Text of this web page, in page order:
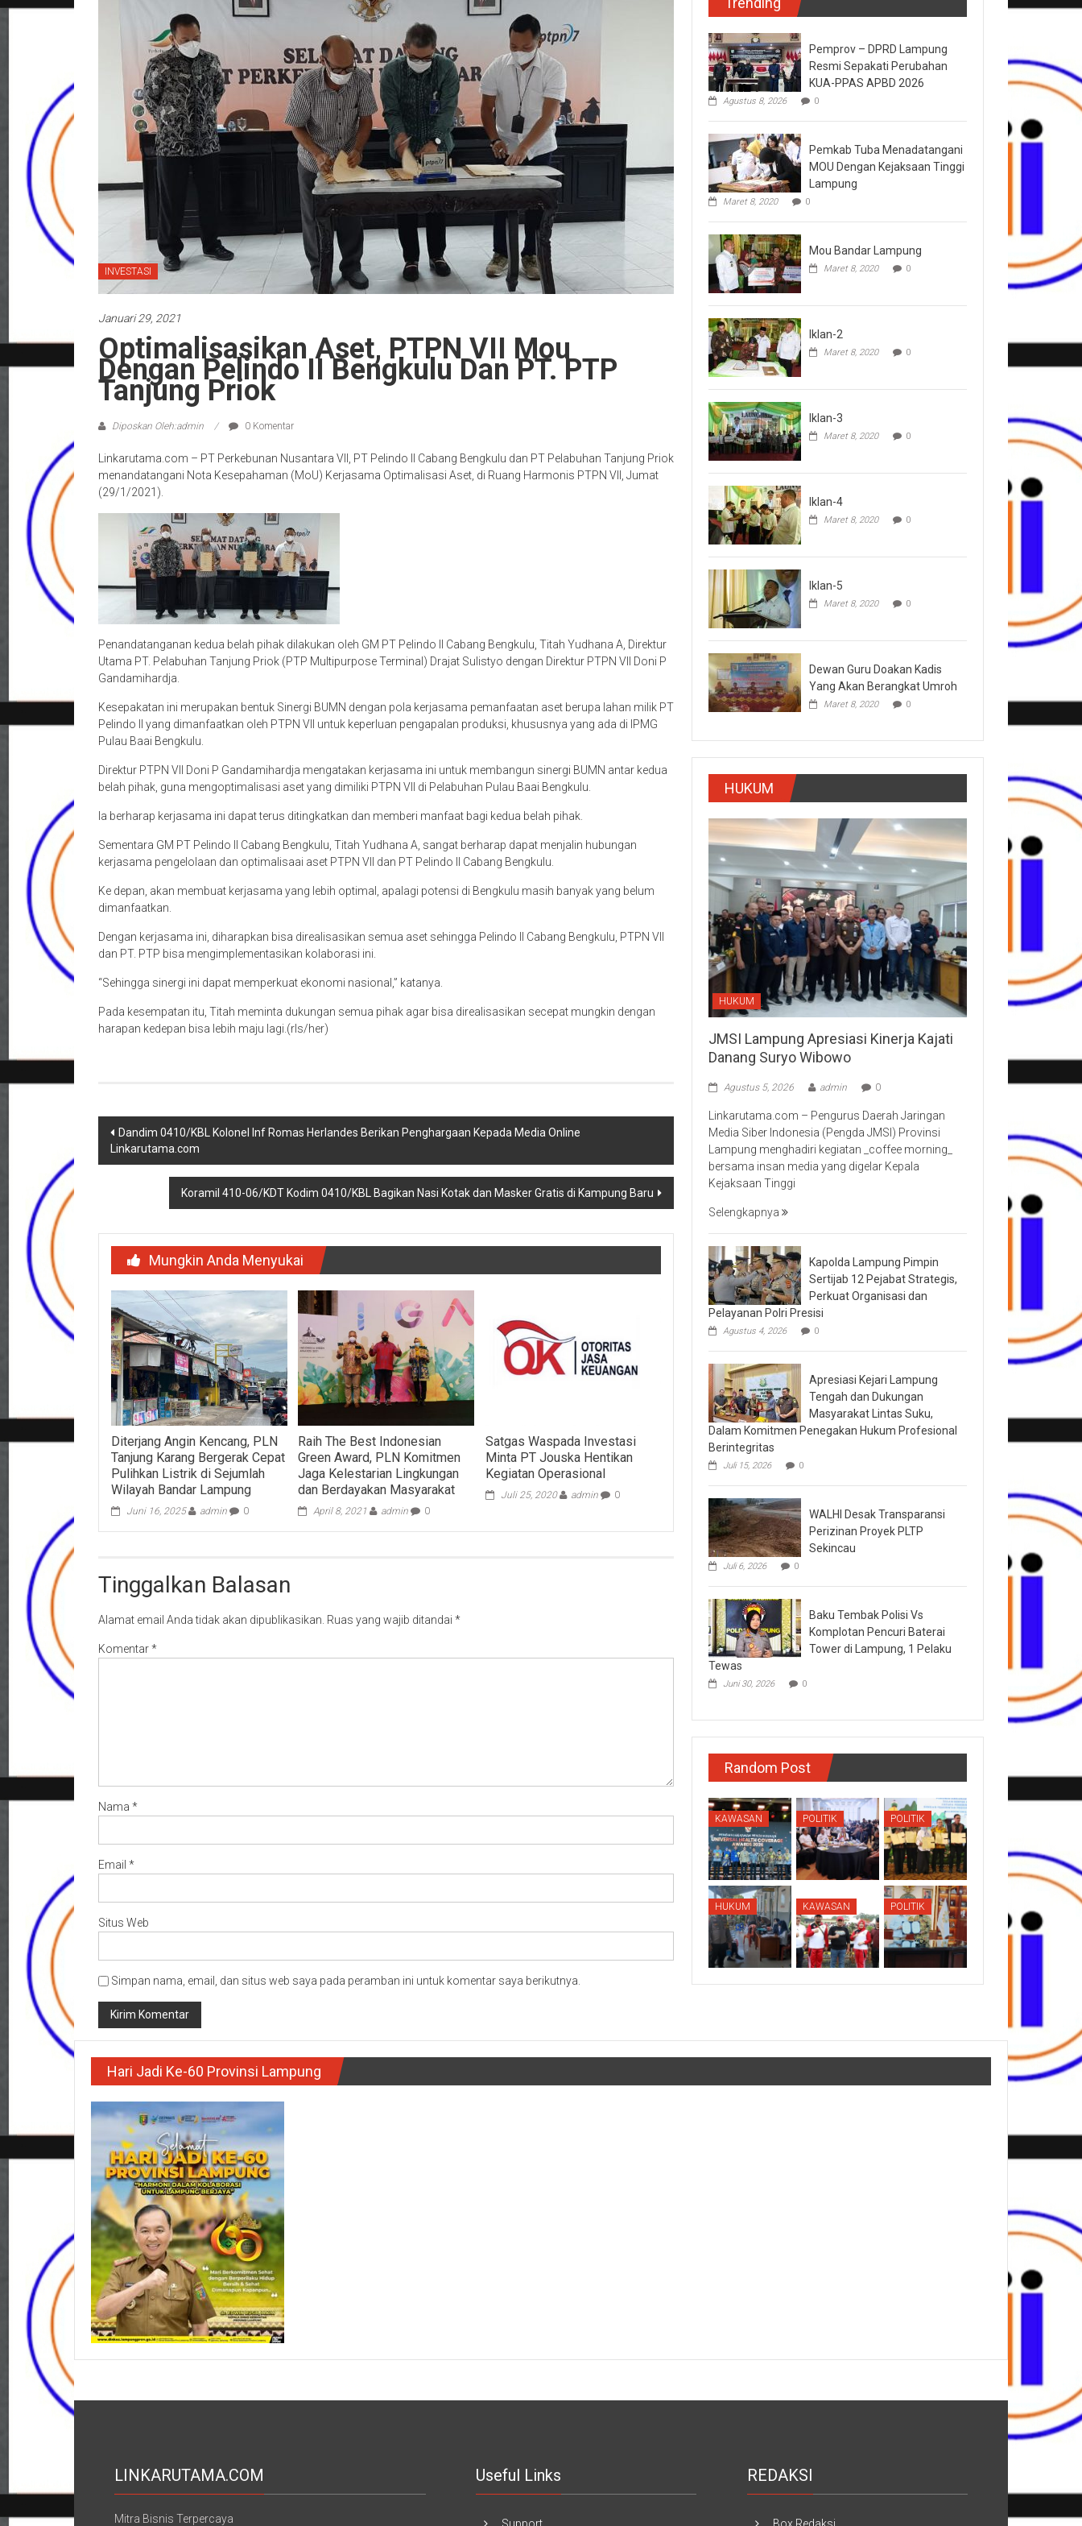
INVESTASI
Januari 29, 2021
Optimalisasikan Aset, PTPN VII Mou
Dengan Pelindo II Bengkulu Dan PT. PTP
Tanjung Priok
Diposkan Oleh:admin 0 Komentar
Linkarutama.com – PT Perkebunan Nusantara VII, PT Pelindo II Cabang Bengkulu dan PT Pelabuhan Tanjung Priok
menandatangani Nota Kesepahaman (MoU) Kerjasama Optimalisasi Aset, di Ruang Harmonis PTPN VII, Jumat
(29/1/2021).
Penandatanganan kedua belah pihak dilakukan oleh GM PT Pelindo II Cabang Bengkulu, Titah Yudhana A, Direktur
Utama PT. Pelabuhan Tanjung Priok (PTP Multipurpose Terminal) Drajat Sulistyo dengan Direktur PTPN VII Doni P
Gandamihardja.
Kesepakatan ini merupakan bentuk Sinergi BUMN dengan pola kerjasama pemanfaatan aset berupa lahan milik PT
Pelindo II yang dimanfaatkan oleh PTPN VII untuk keperluan pengapalan produksi, khususnya yang ada di IPMG
Pulau Baai Bengkulu.
Direktur PTPN VII Doni P Gandamihardja mengatakan kerjasama ini untuk membangun sinergi BUMN antar kedua
belah pihak, guna mengoptimalisasi aset yang dimiliki PTPN VII di Pelabuhan Pulau Baai Bengkulu.
Ia berharap kerjasama ini dapat terus ditingkatkan dan memberi manfaat bagi kedua belah pihak.
Sementara GM PT Pelindo II Cabang Bengkulu, Titah Yudhana A, sangat berharap dapat menjalin hubungan
kerjasama pengelolaan dan optimalisaai aset PTPN VII dan PT Pelindo II Cabang Bengkulu.
Ke depan, akan membuat kerjasama yang lebih optimal, apalagi potensi di Bengkulu masih banyak yang belum
dimanfaatkan.
Dengan kerjasama ini, diharapkan bisa direalisasikan semua aset sehingga Pelindo II Cabang Bengkulu, PTPN VII
dan PT. PTP bisa mengimplementasikan kolaborasi ini.
“Sehingga sinergi ini dapat memperkuat ekonomi nasional,” katanya.
Pada kesempatan itu, Titah meminta dukungan semua pihak agar bisa direalisasikan secepat mungkin dengan
harapan kedepan bisa lebih maju lagi.(rls/her)
Navigasi
pos
Dandim 0410/KBL Kolonel Inf Romas Herlandes Berikan Penghargaan Kepada Media Online
Linkarutama.com
Koramil 410-06/KDT Kodim 0410/KBL Bagikan Nasi Kotak dan Masker Gratis di Kampung Baru
Mungkin Anda Menyukai
Diterjang Angin Kencang, PLN
Tanjung Karang Bergerak Cepat
Pulihkan Listrik di Sejumlah
Wilayah Bandar Lampung
Juni 16, 2025 admin 0
Raih The Best Indonesian
Green Award, PLN Komitmen
Jaga Kelestarian Lingkungan
dan Berdayakan Masyarakat
April 8, 2021 admin 0
Satgas Waspada Investasi
Minta PT Jouska Hentikan
Kegiatan Operasional
Juli 25, 2020 admin 0
Tinggalkan Balasan
Alamat email Anda tidak akan dipublikasikan. Ruas yang wajib ditandai *
Komentar*
Nama *
Email *
Situs Web
Simpan nama, email, dan situs web saya pada peramban ini untuk komentar saya berikutnya.
Pemprov – DPRD Lampung
Resmi Sepakati Perubahan
KUA-PPAS APBD 2026
Agustus 8, 2026 0
Pemkab Tuba Menadatangani
MOU Dengan Kejaksaan Tinggi
Lampung
Maret 8, 2020 0
Mou Bandar Lampung
Maret 8, 2020 0
Iklan-2
Maret 8, 2020 0
Iklan-3
Maret 8, 2020 0
Iklan-4
Maret 8, 2020 0
Iklan-5
Maret 8, 2020 0
Dewan Guru Doakan Kadis
Yang Akan Berangkat Umroh
Maret 8, 2020 0
HUKUM
HUKUM
JMSI Lampung Apresiasi Kinerja Kajati
Danang Suryo Wibowo
Agustus 5, 2026 admin 0
Linkarutama.com – Pengurus Daerah Jaringan
Media Siber Indonesia (Pengda JMSI) Provinsi
Lampung menghadiri kegiatan _coffee morning_
bersama insan media yang digelar Kepala
Kejaksaan Tinggi
Selengkapnya
Kapolda Lampung Pimpin
Sertijab 12 Pejabat Strategis,
Perkuat Organisasi dan
Pelayanan Polri Presisi
Agustus 4, 2026 0
Apresiasi Kejari Lampung
Tengah dan Dukungan
Masyarakat Lintas Suku,
Dalam Komitmen Penegakan Hukum Profesional
Berintegritas
Juli 15, 2026 0
WALHI Desak Transparansi
Perizinan Proyek PLTP
Sekincau
Juli 6, 2026 0
Baku Tembak Polisi Vs
Komplotan Pencuri Baterai
Tower di Lampung, 1 Pelaku
Tewas
Juni 30, 2026 0
Random Post
KAWASAN POLITIK POLITIK
HUKUM KAWASAN POLITIK
Hari Jadi Ke-60 Provinsi Lampung
LINKARUTAMA.COM
Mitra Bisnis Terpercaya
Useful Links
Support
REDAKSI
Box Redaksi